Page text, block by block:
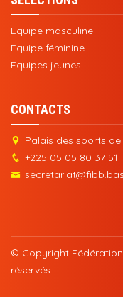
Equipe masculine
Equipe féminine
Equipes jeunes
CONTACTS
Palais des sports
+225 05 05 80 37 51
© Copyright
réservés.